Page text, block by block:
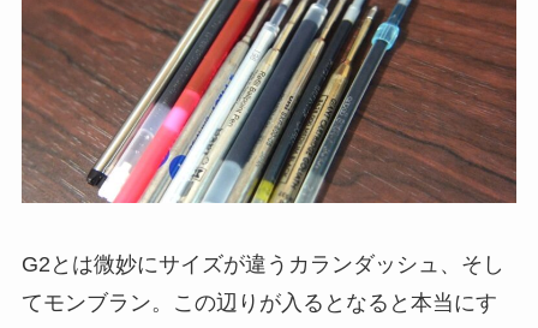
G2とは微妙にサイズが違うカランダッシュ、そし
てモンブラン。この辺りが入るとなると本当にす